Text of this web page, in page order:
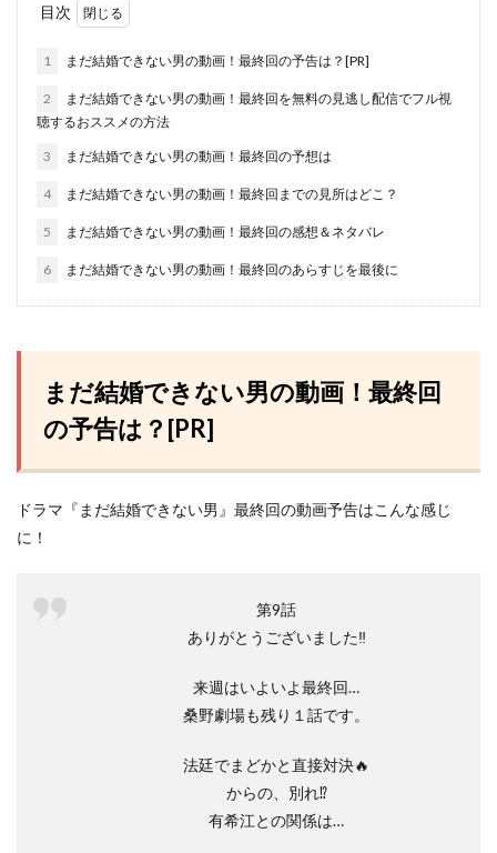
目次
1 まだ結婚できない男の動画！最終回の予告は？[PR]
2
まだ結婚できない男の動画！最終回を無料の見逃し配信でフル視
聴するおススメの方法
3 まだ結婚できない男の動画！最終回の予想は
4 まだ結婚できない男の動画！最終回までの見所はどこ？
5 まだ結婚できない男の動画！最終回の感想＆ネタバレ
6 まだ結婚できない男の動画！最終回のあらすじを最後に
まだ結婚できない男の動画！最終回
の予告は？[PR]
ドラマ『まだ結婚できない男』最終回の動画予告はこんな感じ
に！
第9話
ありがとうございました‼️
来週はいよいよ最終回…
桑野劇場も残り１話です。
法廷でまどかと直接対決🔥
からの、別れ⁉️
有希江との関係は…